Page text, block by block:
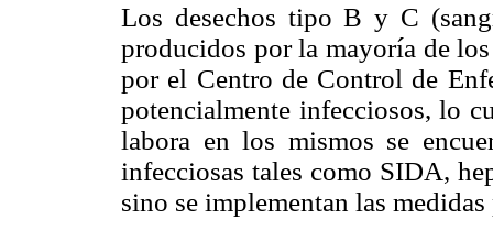
Los desechos tipo B y C
producidos por la mayoría de
por el Centro de Control de
potencialmente infecciosos, lo
labora en los mismos se
infecciosas tales como SIDA,
sino se implementan las